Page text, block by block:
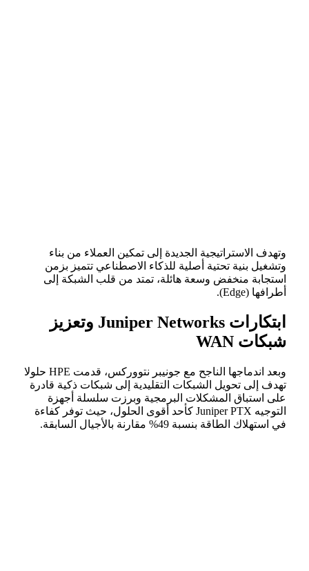
وتهدف الاستراتيجية الجديدة إلى تمكين العملاء من بناء
وتشغيل بنية تحتية أصلية للذكاء الاصطناعي تتميز بزمن
استجابة منخفض وسعة هائلة، تمتد من قلب الشبكة إلى
أطرافها (Edge).
ابتكارات Juniper Networks وتعزيز
شبكات WAN
وبعد اندماجها الناجح مع جونيبر نتووركس، قدمت HPE حلولا
تهدف إلى تحويل الشبكات التقليدية إلى شبكات ذكية قادرة
على استباق المشكلات البرمجية وبرزت سلسلة أجهزة
التوجيه Juniper PTX كأحد أقوى الحلول، حيث توفر كفاءة
في استهلاك الطاقة بنسبة 49% مقارنة بالأجيال السابقة.